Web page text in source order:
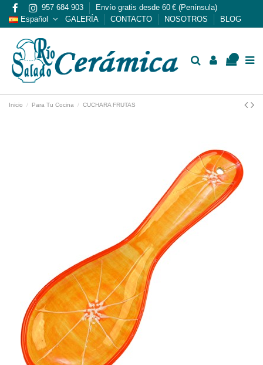
957 684 903
Envío gratis desde 60 € (Península)
Español
GALERÍA CONTACTO NOSOTROS BLOG
Inicio Para Tu Cocina CUCHARA FRUTAS